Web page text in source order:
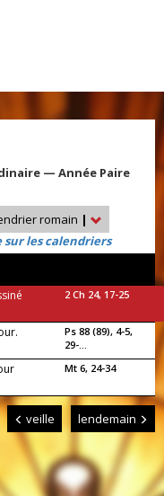
— Année Paire
romain |
sur les calendriers
2 Ch 24, 17-25
Ps 88 (89), 4-5,
29-...
Mt 6, 24-34
veille lendemain